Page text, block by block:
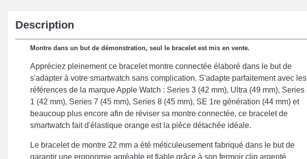
Description
Montre dans un but de démonstration, seul le bracelet est mis en vente.
Appréciez pleinement ce bracelet montre connectée élaboré dans le but de
s'adapter à votre smartwatch sans complication. S'adapte parfaitement avec les
références de la marque Apple Watch : Series 3 (42 mm), Ultra (49 mm), Series
1 (42 mm), Series 7 (45 mm), Series 8 (45 mm), SE 1re génération (44 mm) et
beaucoup plus encore afin de réviser sa montre connectée, ce bracelet de
smartwatch fait d'élastique orange est la pièce détachée idéale.
Le bracelet de montre 22 mm a été méticuleusement fabriqué dans le but de
garantir une ergonomie agréable et fiable grâce à son fermoir clip argenté